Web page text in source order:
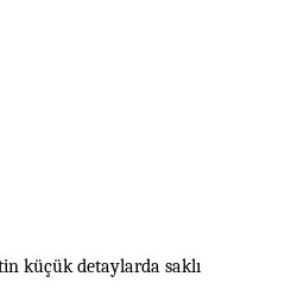
küçük detaylarda saklı